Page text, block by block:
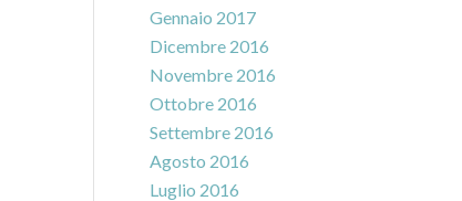
Gennaio 2017
Dicembre 2016
Novembre 2016
Ottobre 2016
Settembre 2016
Agosto 2016
Luglio 2016